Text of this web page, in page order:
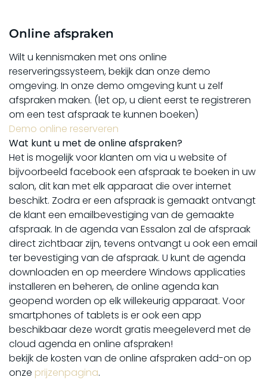
Online afspraken
Wilt u kennismaken met ons online
reserveringssysteem, bekijk dan onze demo
omgeving. In onze demo omgeving kunt u zelf
afspraken maken. (let op, u dient eerst te registreren
om een test afspraak te kunnen boeken)
Demo online reserveren
Wat kunt u met de online afspraken?
Het is mogelijk voor klanten om via u website of
bijvoorbeeld facebook een afspraak te boeken in uw
salon, dit kan met elk apparaat die over internet
beschikt. Zodra er een afspraak is gemaakt ontvangt
de klant een emailbevestiging van de gemaakte
afspraak. In de agenda van Essalon zal de afspraak
direct zichtbaar zijn, tevens ontvangt u ook een email
ter bevestiging van de afspraak. U kunt de agenda
downloaden en op meerdere Windows applicaties
installeren en beheren, de online agenda kan
geopend worden op elk willekeurig apparaat. Voor
smartphones of tablets is er ook een app
beschikbaar deze wordt gratis meegeleverd met de
cloud agenda en online afspraken!
bekijk de kosten van de online afspraken add-on op
onze prijzenpagina.